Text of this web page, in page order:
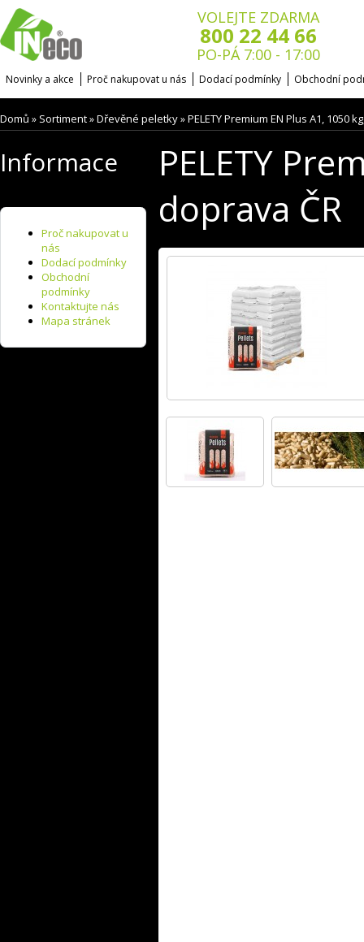
VOLEJTE ZDARMA
800 22 44 66
PO-PÁ 7:00 - 17:00
Novinky a akce Proč nakupovat u nás Dodací podmínky Obchodní
Domů » Sortiment»Dřevěné peletky»PELETY Premium EN Plus A1, 1050
Informace
Proč nakupovat u
nás
Dodací podmínky
Obchodní
podmínky
Kontaktujte nás
Mapa stránek
PELETY
doprava ČR